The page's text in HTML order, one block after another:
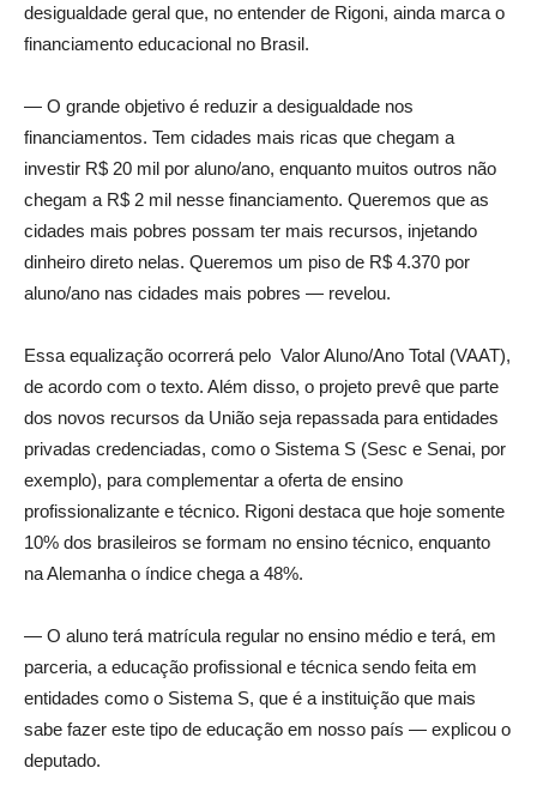
desigualdade geral que, no entender de Rigoni, ainda marca o
financiamento educacional no Brasil.
— O grande objetivo é reduzir a desigualdade nos
financiamentos. Tem cidades mais ricas que chegam a
investir R$ 20 mil por aluno/ano, enquanto muitos outros não
chegam a R$ 2 mil nesse financiamento. Queremos que as
cidades mais pobres possam ter mais recursos, injetando
dinheiro direto nelas. Queremos um piso de R$ 4.370 por
aluno/ano nas cidades mais pobres — revelou.
Essa equalização ocorrerá pelo Valor Aluno/Ano Total (VAAT),
de acordo com o texto. Além disso, o projeto prevê que parte
dos novos recursos da União seja repassada para entidades
privadas credenciadas, como o Sistema S (Sesc e Senai, por
exemplo), para complementar a oferta de ensino
profissionalizante e técnico. Rigoni destaca que hoje somente
10% dos brasileiros se formam no ensino técnico, enquanto
na Alemanha o índice chega a 48%.
— O aluno terá matrícula regular no ensino médio e terá, em
parceria, a educação profissional e técnica sendo feita em
entidades como o Sistema S, que é a instituição que mais
sabe fazer este tipo de educação em nosso país — explicou o
deputado.